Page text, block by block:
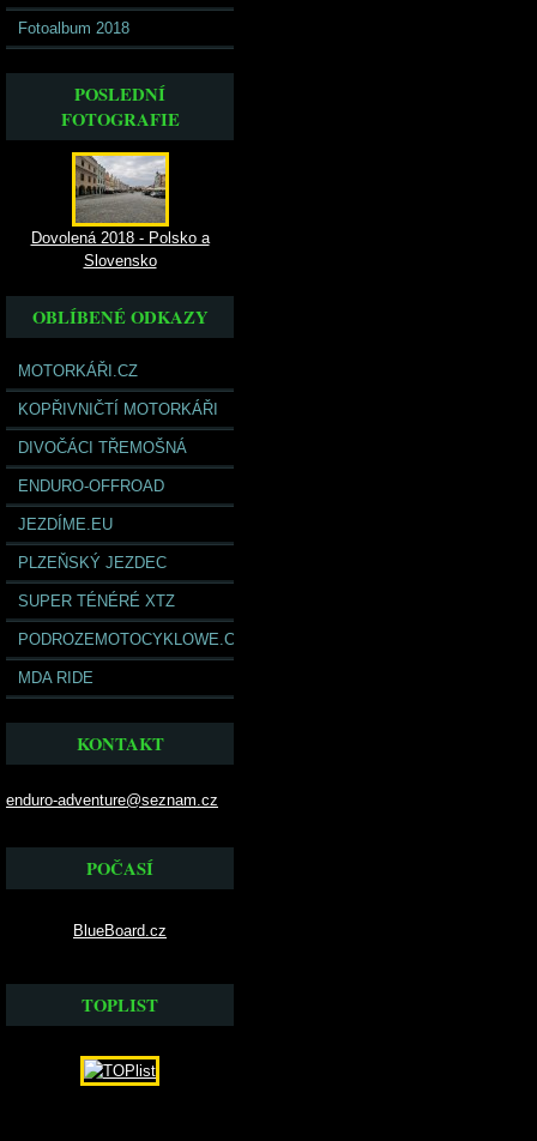
Fotoalbum 2018
POSLEDNÍ
FOTOGRAFIE
Dovolená 2018 - Polsko a
Slovensko
OBLÍBENÉ ODKAZY
MOTORKÁŘI.CZ
KOPŘIVNIČTÍ MOTORKÁŘI
DIVOČÁCI TŘEMOŠNÁ
ENDURO-OFFROAD
JEZDÍME.EU
PLZEŇSKÝ JEZDEC
SUPER TÉNÉRÉ XTZ
PODROZEMOTOCYKLOWE.COM
MDA RIDE
KONTAKT
enduro-adventure@seznam.cz
POČASÍ
BlueBoard.cz
TOPLIST